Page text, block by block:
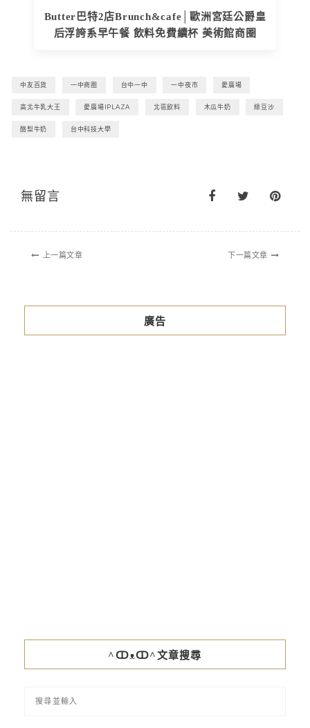
Butter巴特2店Brunch&cafe│歐洲宮廷公爵皇
后浮誇系早午餐 飲料免費續杯 美術館商圈
中友百貨 一中商圈 台中一中 一中夜市 愛廣場
高北牛乳大王 愛廣場IPLAZA 北區飲料 木瓜牛奶 綠豆沙
酪梨牛奶 台中科技大學
無留言
上一篇文章 下一篇文章
廣告
^ↀᴥↀ^文章搜尋